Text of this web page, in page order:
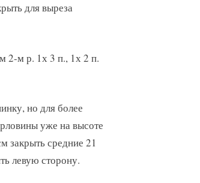
для выреза
2-м р. 1х 3 п., 1х 2 п.
но для более
уже на высоте
закрыть средние 21
левую сторону.